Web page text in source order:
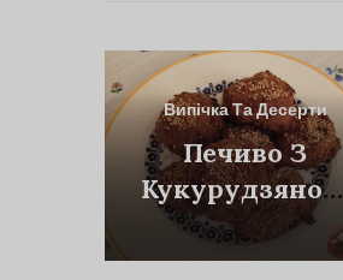
Випічка Та Десерти
Печиво З
Кукурудзяного
Борошна З
Горіхами Та